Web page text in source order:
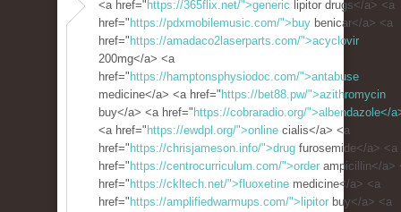
<a href=" https://365flix.net/">generic lipitor drugs</a> <a
href=" https://pdxmobilemusic.com/">buy benicar</a> <a
href=" https://amadaco2laserparts.com/">acyclovir
200mg</a> <a
href=" https://hamptonsphysiodoc.com/">antabuse
medicine</a> <a href=" https://bet88.pw/">azithromycin
buy</a> <a href=" https://cobraradio.org/">albendazole</
<a href=" https://ewdpl.org/">online cialis</a> <a
href=" https://chrisjameson.info/">drug furosemide</a> <a
href=" https://centrocurriculum.com/">order ampicillin</a>
href=" https://ckltech.net/">fluoxetine medicine</a> <a
href=" https://amplifiedwarmups.com/">lipitor buy</a> <a